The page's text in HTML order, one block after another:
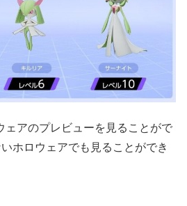
ェアのプレビューを見ることがで
ホロウェアでも見ることができ